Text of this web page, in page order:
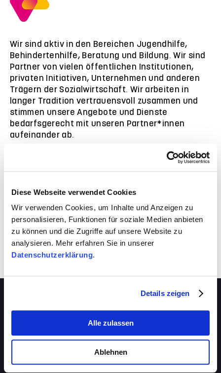
Diese Webseite verwendet Cookies
Wir verwenden Cookies, um Inhalte und Anzeigen zu
personalisieren, Funktionen für soziale Medien anbieten
zu können und die Zugriffe auf unsere Website zu
analysieren. Mehr erfahren Sie in unserer
Datenschutzerklärung.
Details zeigen
Alle zulassen
Ablehnen
Wir sind aktiv in den Bereichen Jugendhilfe,
Behindertenhilfe, Beratung und Bildung. Wir sind
Partner von vielen öffentlichen Institutionen,
privaten Initiativen, Unternehmen und anderen
Trägern der Sozialwirtschaft. Wir arbeiten in
langer Tradition vertrauensvoll zusammen und
stimmen unsere Angebote und Dienste
bedarfsgerecht mit unseren Partner*innen
aufeinander ab.
VIVA schafft auch für dich Entwicklungsräume.
Nutze sie!
Über VIVA
Die Stiftung
Beratungsstellen